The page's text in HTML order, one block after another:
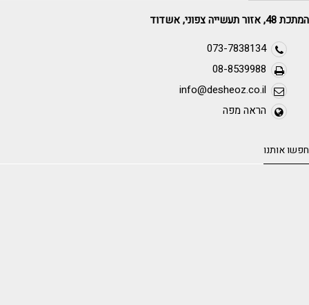
המתכת 48, אזור תעשייה צפוני, אשדוד
073-7838134
08-8539988
info@desheoz.co.il
הראה מפה
חפשו אותנו